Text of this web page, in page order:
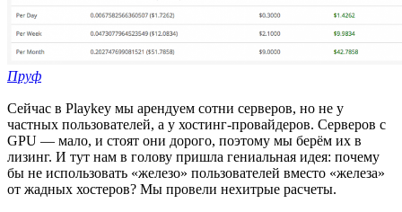
Пруф
Сейчас в Playkey мы арендуем сотни серверов, но не у
частных пользователей, а у хостинг-провайдеров. Серверов с
GPU — мало, и стоят они дорого, поэтому мы берём их в
лизинг. И тут нам в голову пришла гениальная идея: почему
бы не использовать «железо» пользователей вместо «железа»
от жадных хостеров? Мы провели нехитрые расчеты.